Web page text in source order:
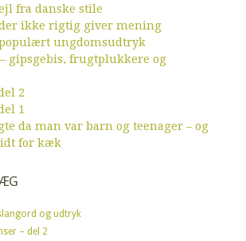
fra danske stile
ikke rigtig giver mening
populært ungdomsudtryk
gipsgebis, frugtplukkere og
2
1
da man var barn og teenager – og
for kæk
og udtryk
– del 2